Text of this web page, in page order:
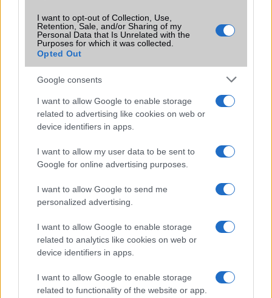
I want to opt-out of Collection, Use,
Retention, Sale, and/or Sharing of my
Personal Data that Is Unrelated with the
Purposes for which it was collected.
Opted Out
Google consents
I want to allow Google to enable storage
related to advertising like cookies on web or
device identifiers in apps.
I want to allow my user data to be sent to
Google for online advertising purposes.
I want to allow Google to send me
personalized advertising.
I want to allow Google to enable storage
related to analytics like cookies on web or
device identifiers in apps.
I want to allow Google to enable storage
related to functionality of the website or app.
Flight mode Van
Terület Globális
Funkciók
Védelem IP68
SAR
Új és Használt GSM kiemelt ajánlatok